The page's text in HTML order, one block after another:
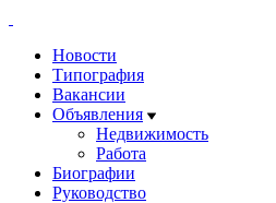
Новости
Типография
Вакансии
Объявления
Недвижимость
Работа
Биографии
Руководство